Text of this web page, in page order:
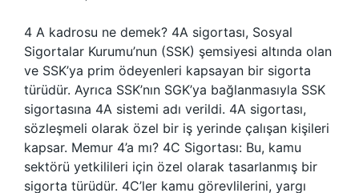
4 A kadrosu ne demek? 4A sigortası, Sosyal
Sigortalar Kurumu’nun (SSK) şemsiyesi altında olan
ve SSK’ya prim ödeyenleri kapsayan bir sigorta
türüdür. Ayrıca SSK’nın SGK’ya bağlanmasıyla SSK
sigortasına 4A sistemi adı verildi. 4A sigortası,
sözleşmeli olarak özel bir iş yerinde çalışan kişileri
kapsar. Memur 4’a mı? 4C Sigortası: Bu, kamu
sektörü yetkilileri için özel olarak tasarlanmış bir
sigorta türüdür. 4C’ler kamu görevlilerini, yargı